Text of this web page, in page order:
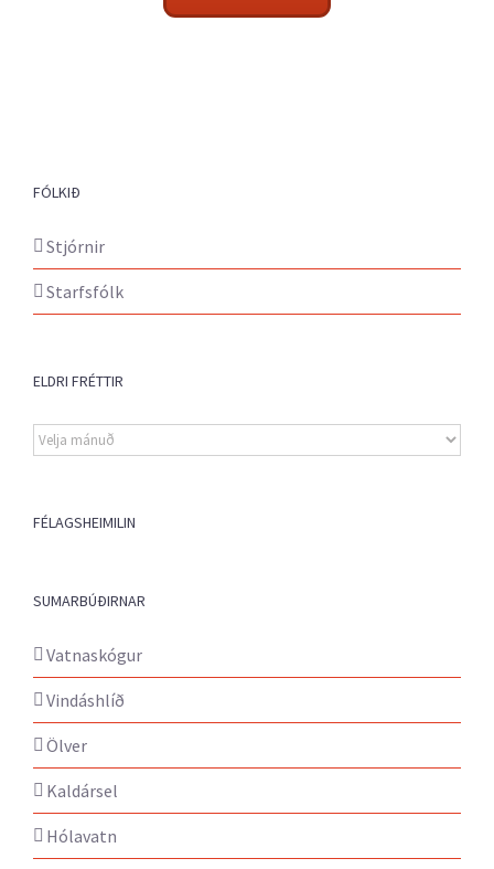
FÓLKIÐ
Stjórnir
Starfsfólk
ELDRI FRÉTTIR
Eldri
fréttir
FÉLAGSHEIMILIN
SUMARBÚÐIRNAR
Vatnaskógur
Vindáshlíð
Ölver
Kaldársel
Hólavatn